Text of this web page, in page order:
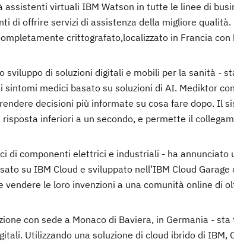
virtuali IBM Watson in tutte le linee di
di offrire servizi di assistenza della migliore
crittografato,localizzato in Francia con
sviluppo di soluzioni digitali e mobili per la sanità -
medici basato su soluzioni di AI. Mediktor
decisioni più informate su cosa fare dopo. Il
inferiori a un secondo, e permette il
di componenti elettrici e industriali - ha annunciato
su IBM Cloud e sviluppato nell’IBM Cloud Garage
le loro invenzioni a una comunità online di
con sede a Monaco di Baviera, in Germania -
Utilizzando una soluzione di cloud ibrido di IBM,